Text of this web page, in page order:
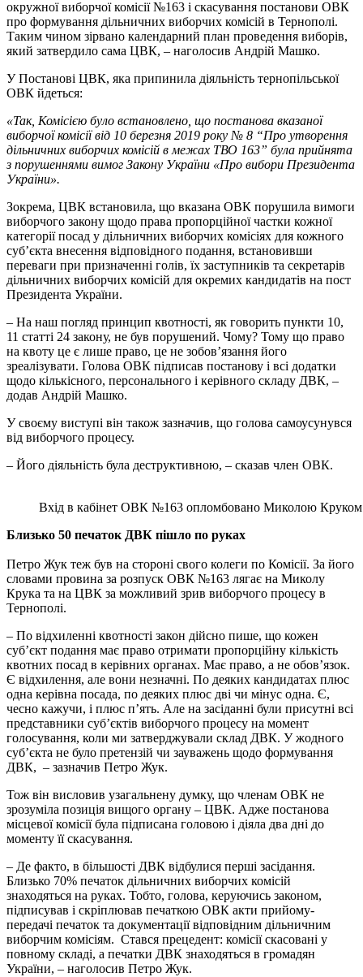
окружної виборчої комісії №163 і скасування постанови ОВК
про формування дільничних виборчих комісій в Тернополі.
Таким чином зірвано календарний план проведення виборів,
який затвердило сама ЦВК, – наголосив Андрій Машко.
У Постанові ЦВК, яка припинила діяльність тернопільської
ОВК йдеться:
«Так, Комісією було встановлено, що постанова вказаної
виборчої комісії від 10 березня 2019 року № 8 “Про утворення
дільничних виборчих комісій в межах ТВО 163” була прийнята
з порушеннями вимог Закону України «Про вибори Президента
України».
Зокрема, ЦВК встановила, що вказана ОВК порушила вимоги
виборчого закону щодо права пропорційної частки кожної
категорії посад у дільничних виборчих комісіях для кожного
суб’єкта внесення відповідного подання, встановивши
переваги при призначенні голів, їх заступників та секретарів
дільничних виборчих комісій для окремих кандидатів на пост
Президента України.
– На наш погляд принцип квотності, як говорить пункти 10,
11 статті 24 закону, не був порушений. Чому? Тому що право
на квоту це є лише право, це не зобов’язання його
зреалізувати. Голова ОВК підписав постанову і всі додатки
щодо кількісного, персонального і керівного складу ДВК, –
додав Андрій Машко.
У своєму виступі він також зазначив, що голова самоусунувся
від виборчого процесу.
– Його діяльність була деструктивною, – сказав член ОВК.
Вхід в кабінет ОВК №163 опломбовано Миколою Круком
Близько 50 печаток ДВК пішло по руках
Петро Жук теж був на стороні свого колеги по Комісії. За його
словами провина за розпуск ОВК №163 лягає на Миколу
Крука та на ЦВК за можливий зрив виборчого процесу в
Тернополі.
– По відхиленні квотності закон дійсно пише, що кожен
суб’єкт подання має право отримати пропорційну кількість
квотних посад в керівних органах. Має право, а не обов’язок.
Є відхилення, але вони незначні. По деяких кандидатах плюс
одна керівна посада, по деяких плюс дві чи мінус одна. Є,
чесно кажучи, і плюс п’ять. Але на засіданні були присутні всі
представники суб’єктів виборчого процесу на момент
голосування, коли ми затверджували склад ДВК. У жодного
суб’єкта не було претензій чи зауважень щодо формування
ДВК, – зазначив Петро Жук.
Тож він висловив узагальнену думку, що членам ОВК не
зрозуміла позиція вищого органу – ЦВК. Адже постанова
місцевої комісії була підписана головою і діяла два дні до
моменту її скасування.
– Де факто, в більшості ДВК відбулися перші засідання.
Близько 70% печаток дільничних виборчих комісій
знаходяться на руках. Тобто, голова, керуючись законом,
підписував і скріплював печаткою ОВК акти прийому-
передачі печаток та документації відповідним дільничним
виборчим комісіям. Стався прецедент: комісії скасовані у
повному складі, а печатки ДВК знаходяться в громадян
України, – наголосив Петро Жук.